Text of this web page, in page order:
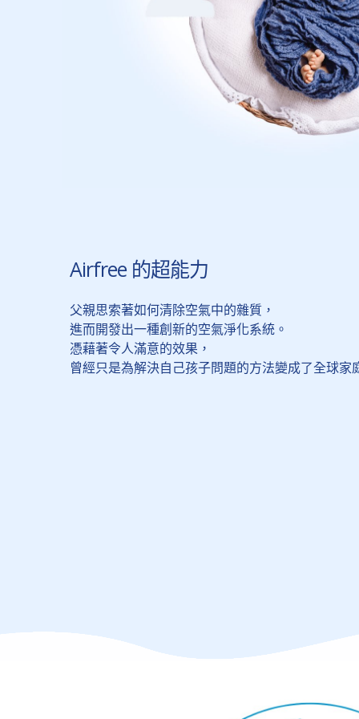
Airfree 的超能力
父親思索著如何清除空氣中的雜質，
進而開發出一種創新的空氣淨化系統。
憑藉著令人滿意的效果，
曾經只是為解決自己孩子問題的方法變成了全球家